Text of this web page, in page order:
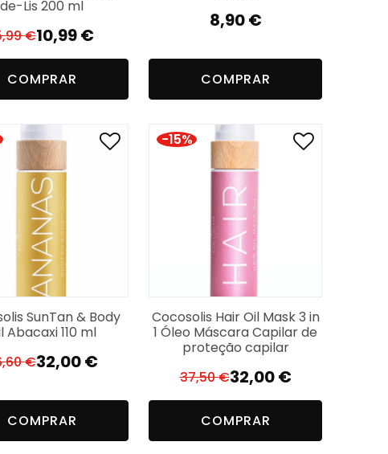
de-Lis 200 ml
€ O
preço
original
era:
15,99 €.
10,99€
O
preço
atual
é:
10,99 €.
COMPRAR
8,90€
COMPRAR
SunTan & Body
Abacaxi 110 ml
€ O
era:
32,00€
O
é:
COMPRAR
-15%
Cocosolis Hair Oil Mask 3 in
1 Óleo Máscara Capilar de
proteção capilar
37,50€ O
preço
original
era:
32,00€
O
preço
atual
é:
COMPRAR